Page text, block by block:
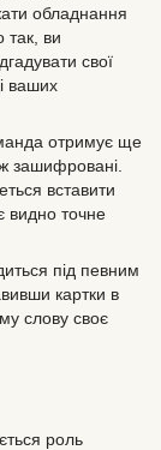
обладнання
так, ви
свої
ваших
отримує ще
зашифровані.
вставити
видно точне
під певним
картки в
слову своє
роль